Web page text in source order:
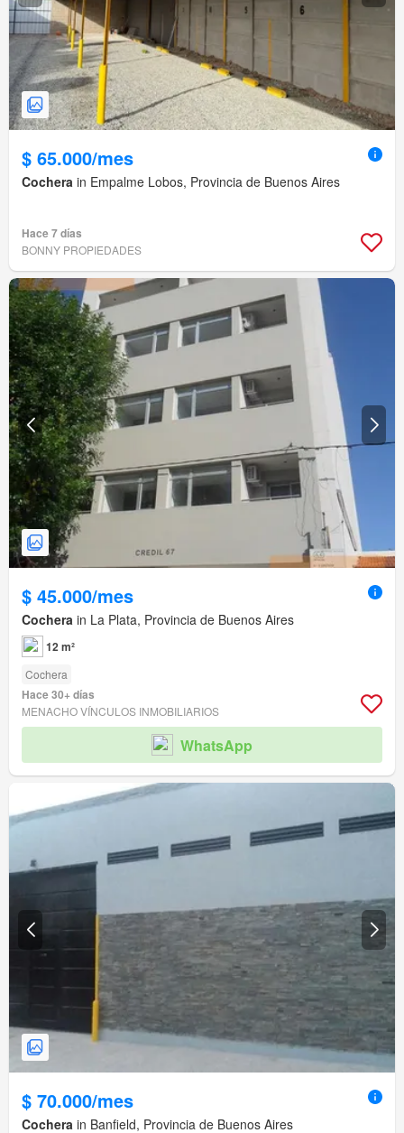
$ 65.000/mes
Cochera in Empalme Lobos, Provincia de Buenos Aires
Hace 7 días
BONNY PROPIEDADES
$ 45.000/mes
Cochera in La Plata, Provincia de Buenos Aires
12 m²
Cochera
Hace 30+ días
MENACHO VÍNCULOS INMOBILIARIOS
WhatsApp
$ 70.000/mes
Cochera in Banfield, Provincia de Buenos Aires